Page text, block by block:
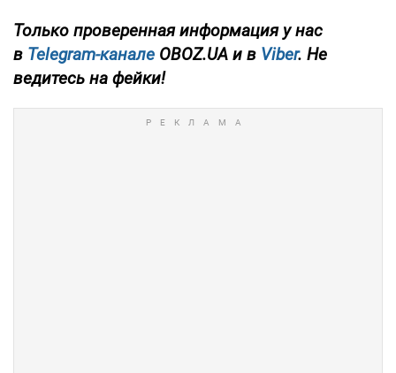
Только проверенная информация у нас
в Telegram-канале OBOZ.UA и в Viber. Не
ведитесь на фейки!